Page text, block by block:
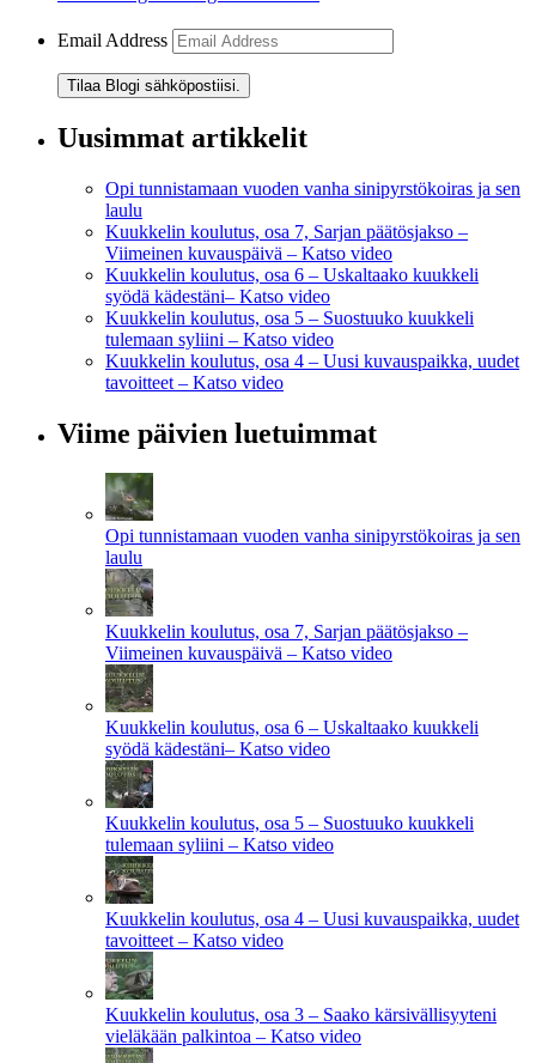
Email Address
Tilaa Blogi sähköpostiisi.
Uusimmat artikkelit
Opi tunnistamaan vuoden vanha sinipyrstökoiras ja sen
laulu
Kuukkelin koulutus, osa 7, Sarjan päätösjakso –
Viimeinen kuvauspäivä – Katso video
Kuukkelin koulutus, osa 6 – Uskaltaako kuukkeli
syödä kädestäni– Katso video
Kuukkelin koulutus, osa 5 – Suostuuko kuukkeli
tulemaan syliini – Katso video
Kuukkelin koulutus, osa 4 – Uusi kuvauspaikka, uudet
tavoitteet – Katso video
Viime päivien luetuimmat
Opi tunnistamaan vuoden vanha sinipyrstökoiras ja sen
laulu
Kuukkelin koulutus, osa 7, Sarjan päätösjakso –
Viimeinen kuvauspäivä – Katso video
Kuukkelin koulutus, osa 6 – Uskaltaako kuukkeli
syödä kädestäni– Katso video
Kuukkelin koulutus, osa 5 – Suostuuko kuukkeli
tulemaan syliini – Katso video
Kuukkelin koulutus, osa 4 – Uusi kuvauspaikka, uudet
tavoitteet – Katso video
Kuukkelin koulutus, osa 3 – Saako kärsivällisyyteni
vieläkään palkintoa – Katso video